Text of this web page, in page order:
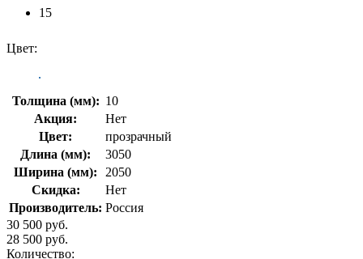
15
Цвет:
Толщина (мм): 10
Акция:
Нет
Цвет:
прозрачный
Длина (мм):
3050
Ширина (мм):
2050
Скидка:
Нет
Производитель: Россия
30 500 руб.
28 500 руб.
Количество: